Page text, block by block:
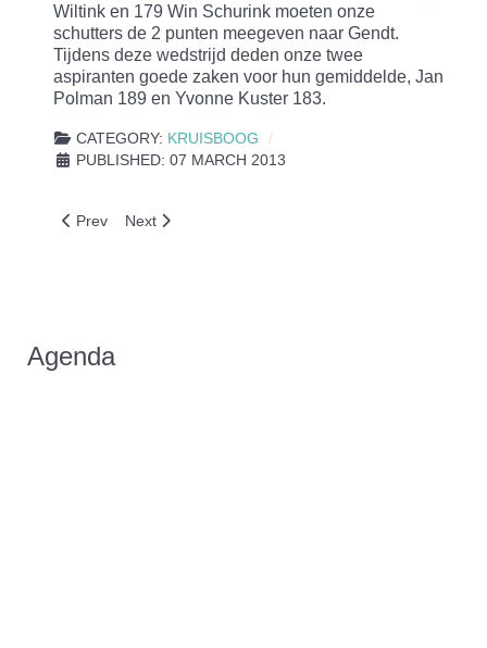
Wiltink en 179 Win Schurink moeten onze
schutters de 2 punten meegeven naar Gendt.
Tijdens deze wedstrijd deden onze twee
aspiranten goede zaken voor hun gemiddelde, Jan
Polman 189 en Yvonne Kuster 183.
CATEGORY: KRUISBOOG
PUBLISHED: 07 MARCH 2013
Previous article: Winter competitie GKB
Prev Next article: TWEE MAAL 1STE TIJDENS 4E GKB
Next
Agenda